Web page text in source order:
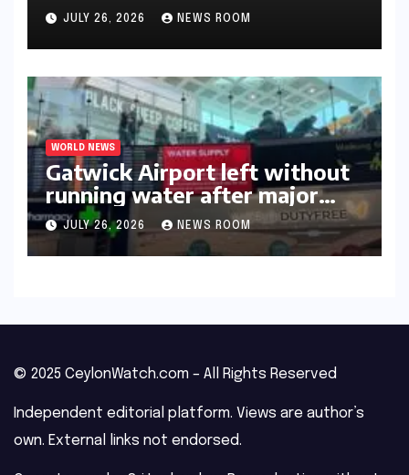
triumph in 2026​​
JULY 26, 2026 NEWS ROOM
WORLD NEWS
Gatwick Airport left without
running water after major
outage​​
JULY 26, 2026 NEWS ROOM
© 2025 CeylonWatch.com – All Rights Reserved
Independent editorial platform. Views are author’s
own. External links not endorsed.